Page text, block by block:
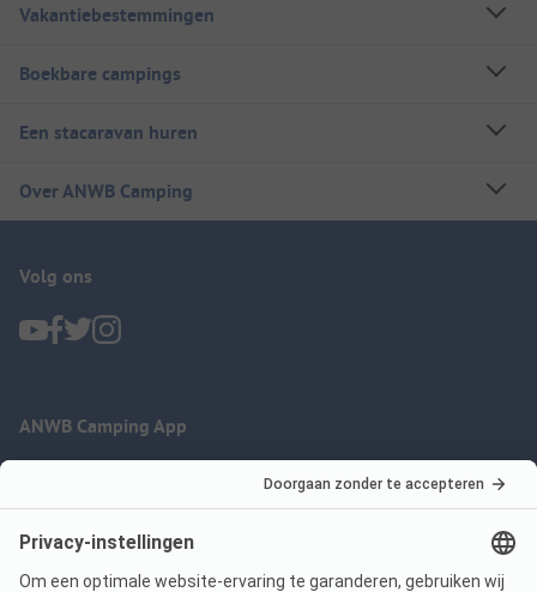
Vakantiebestemmingen
Boekbare campings
Een stacaravan huren
Over ANWB Camping
Volg ons
ANWB Camping App